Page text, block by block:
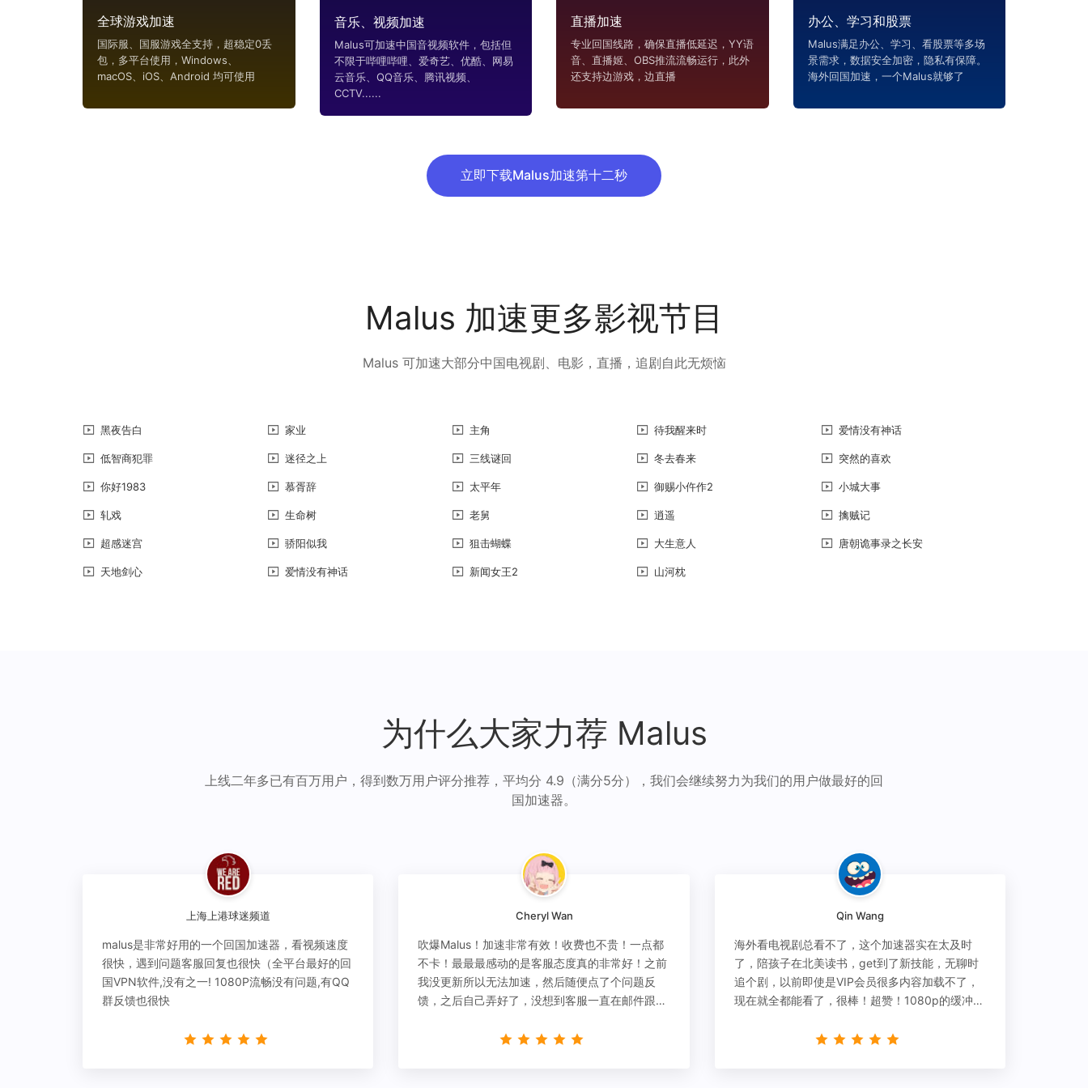
全球游戏加速
国际服、国服游戏全支持，超稳定0丢
包，多平台使用，Windows、
macOS、iOS、Android 均可使用
音乐、视频加速
Malus可加速中国音视频软件，包括但
不限于哔哩哔哩、爱奇艺、优酷、网易
云音乐、QQ音乐、腾讯视频、
CCTV......
直播加速
专业回国线路，确保直播低延迟，YY语
音、直播姬、OBS推流流畅运行，此外
还支持边游戏，边直播
办公、学习和股票
Malus满足办公、学习、看股票等多场
景需求，数据安全加密，隐私有保障。
海外回国加速，一个Malus就够了
立即下载Malus加速第十二秒
Malus 加速更多影视节目
Malus 可加速大部分中国电视剧、电影，直播，追剧自此无烦恼
黑夜告白 家业 主角 待我醒来时 爱情没有神话
低智商犯罪 迷径之上 三线谜回 冬去春来 突然的喜欢
你好1983 慕胥辞 太平年 御赐小仵作2 小城大事
轧戏 生命树 老舅 逍遥 擒贼记
超感迷宫 骄阳似我 狙击蝴蝶 大生意人 唐朝诡事录之长安
天地剑心 爱情没有神话 新闻女王2 山河枕
为什么大家力荐 Malus
上线二年多已有百万用户，得到数万用户评分推荐，平均分 4.9（满分5分），我们会继续努力为我们的用户做最好的回
国加速器。
上海上港球迷频道
malus是非常好用的一个回国加速器，看视频速度
很快，遇到问题客服回复也很快（全平台最好的回
国VPN软件,没有之一! 1080P流畅没有问题,有QQ
群反馈也很快
Cheryl Wan
吹爆Malus！加速非常有效！收费也不贵！一点都
不卡！最最最感动的是客服态度真的非常好！之前
我没更新所以无法加速，然后随便点了个问题反
馈，之后自己弄好了，没想到客服一直在邮件跟
Qin Wang
海外看电视剧总看不了，这个加速器实在太及时
了，陪孩子在北美读书，get到了新技能，无聊时
追个剧，以前即使是VIP会员很多内容加载不了，
现在就全都能看了，很棒！超赞！1080p的缓冲完